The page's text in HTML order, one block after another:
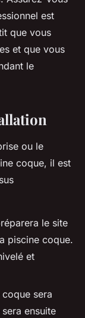
est
que vous
et que vous
le
ou le
coque, il est
le site
piscine coque.
et
sera
ensuite